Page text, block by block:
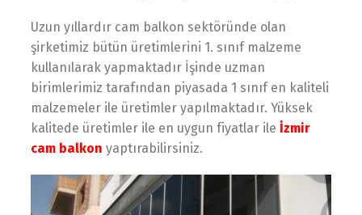
Uzun yıllardır cam balkon sektöründe olan
şirketimiz bütün üretimlerini 1. sınıf malzeme
kullanılarak yapmaktadır İşinde uzman
birimlerimiz tarafından piyasada 1 sınıf en kaliteli
malzemeler ile üretimler yapılmaktadır. Yüksek
kalitede üretimler ile en uygun fiyatlar ile İzmir
cam balkon yaptırabilirsiniz.